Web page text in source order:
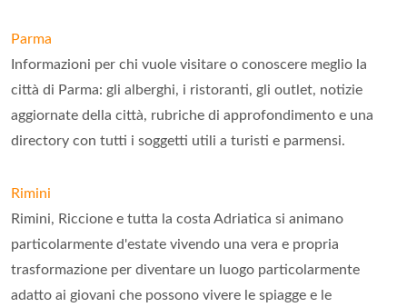
Parma
Informazioni per chi vuole visitare o conoscere meglio la
città di Parma: gli alberghi, i ristoranti, gli outlet, notizie
aggiornate della città, rubriche di approfondimento e una
directory con tutti i soggetti utili a turisti e parmensi.
Rimini
Rimini, Riccione e tutta la costa Adriatica si animano
particolarmente d'estate vivendo una vera e propria
trasformazione per diventare un luogo particolarmente
adatto ai giovani che possono vivere le spiagge e le